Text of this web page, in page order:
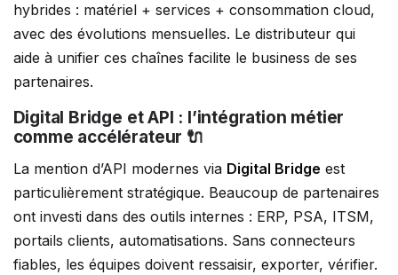
hybrides : matériel + services + consommation cloud,
avec des évolutions mensuelles. Le distributeur qui
aide à unifier ces chaînes facilite le business de ses
partenaires.
Digital Bridge et API : l’intégration métier
comme accélérateur 🔌
La mention d’API modernes via Digital Bridge est
particulièrement stratégique. Beaucoup de partenaires
ont investi dans des outils internes : ERP, PSA, ITSM,
portails clients, automatisations. Sans connecteurs
fiables, les équipes doivent ressaisir, exporter, vérifier.